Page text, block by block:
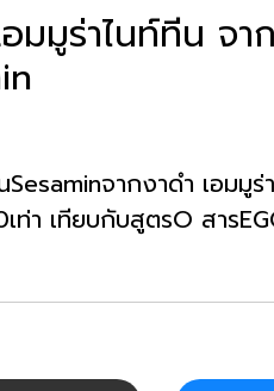
มมูร่าไนท์ทีน จ
จากงาดำ เอมมูร่
ท่า เทียบกับสูตรO สาร